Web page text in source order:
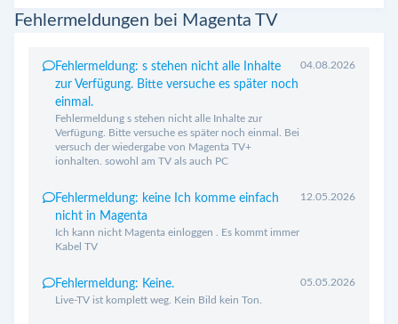
Fehlermeldungen bei Magenta TV
Fehlermeldung: s stehen nicht alle Inhalte
zur Verfügung. Bitte versuche es später noch
einmal.
Fehlermeldung s stehen nicht alle Inhalte zur
Verfügung. Bitte versuche es später noch einmal. Bei
versuch der wiedergabe von Magenta TV+
ionhalten. sowohl am TV als auch PC
04.08.2026
Fehlermeldung: keine Ich komme einfach
nicht in Magenta
Ich kann nicht Magenta einloggen . Es kommt immer
Kabel TV
12.05.2026
Fehlermeldung: Keine.
Live-TV ist komplett weg. Kein Bild kein Ton.
05.05.2026